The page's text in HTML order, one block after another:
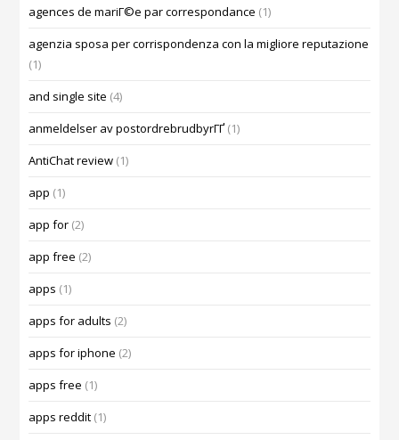
agences de mariГ©e par correspondance (1)
agenzia sposa per corrispondenza con la migliore reputazione
(1)
and single site (4)
anmeldelser av postordrebrudbyrГҐ (1)
AntiChat review (1)
app (1)
app for (2)
app free (2)
apps (1)
apps for adults (2)
apps for iphone (2)
apps free (1)
apps reddit (1)